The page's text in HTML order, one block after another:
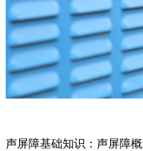
声屏障基础知识：声屏障